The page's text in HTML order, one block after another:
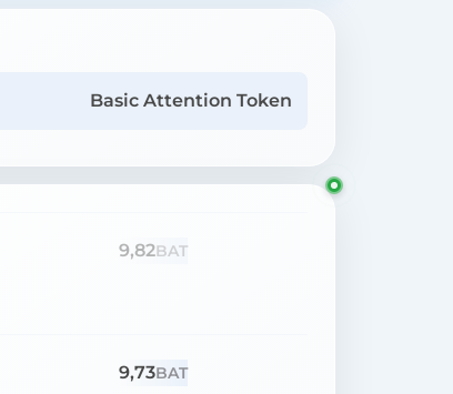
Basic Attention Token
9,82BAT
9,73BAT